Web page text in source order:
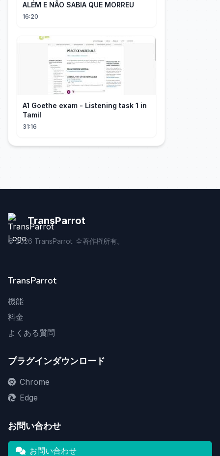
ALÉM E NÃO SABIA QUE MORREU
16:20
A1 Goethe exam - Listening task 1 in
Tamil
31:16
TransParrot
©2026 TransParrot. 全著作権所有。
TransParrot
機能
料金
よくある質問
プラグインダウンロード
Chrome
Edge
お問い合わせ
お問い合わせ